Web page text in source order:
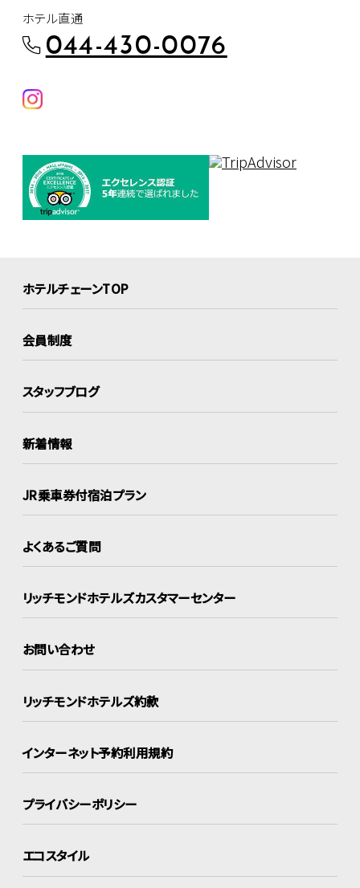
ホテル直通
044-430-0076
ホテルチェーンTOP
会員制度
スタッフブログ
新着情報
JR乗車券付宿泊プラン
よくあるご質問
リッチモンドホテルズカスタマーセンター
お問い合わせ
リッチモンドホテルズ約款
インターネット予約利用規約
プライバシーポリシー
エコスタイル